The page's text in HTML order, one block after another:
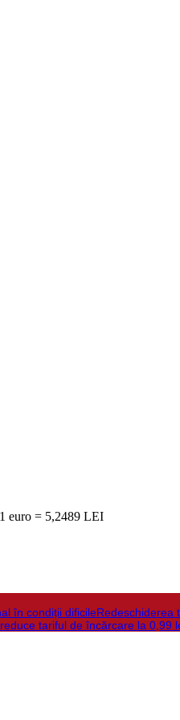
= 5,2489 LEI
în condiții dificileRedeschiderea
tariful de încărcare la 0,99